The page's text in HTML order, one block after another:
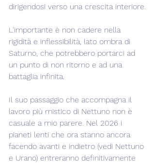
dirigendosi verso una crescita interiore.
L'importante è non cadere nella
rigidità e inflessibilità, lato ombra di
Saturno, che potrebbero portarci ad
un punto di non ritorno e ad una
battaglia infinita.
Il suo passaggio che accompagna il
lavoro più mistico di Nettuno non è
casuale a mio parere. Nel 2026 i
pianeti lenti che ora stanno ancora
facendo avanti e indietro (vedi Nettuno
e Urano) entreranno definitivamente